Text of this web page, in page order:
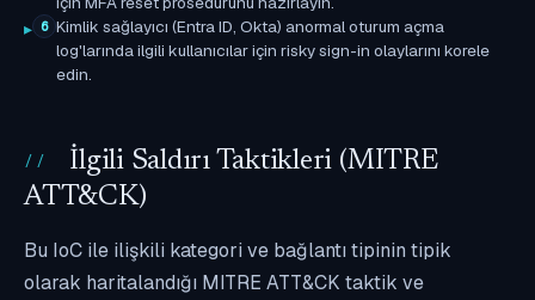
6 Kimlik sağlayıcı (Entra ID, Okta) anormal oturum açma
log'larında ilgili kullanıcılar için risky sign-in olaylarını korele
edin.
İlgili Saldırı Taktikleri (MITRE
ATT&CK)
Bu IoC ile ilişkili kategori ve bağlantı tipinin tipik
olarak haritalandığı MITRE ATT&CK taktik ve